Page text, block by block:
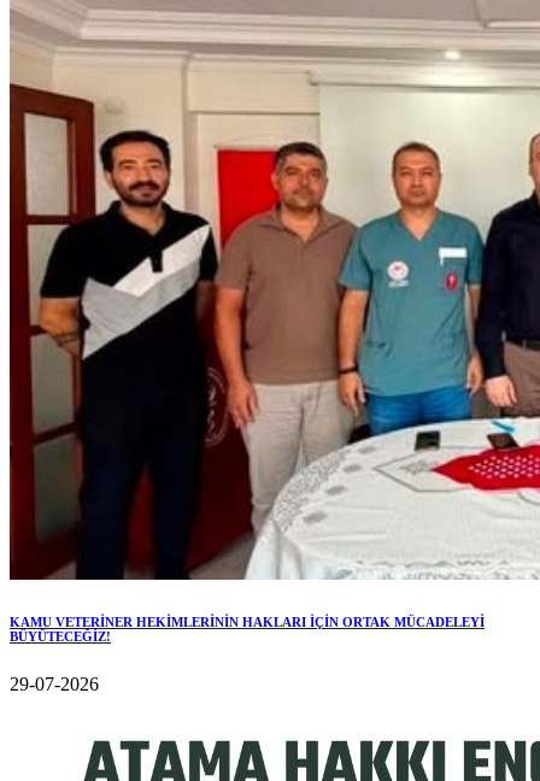
KAMU VETERİNER HEKİMLERİNİN HAKLARI İÇİN ORTAK MÜCADELEYİ
BÜYÜTECEĞİZ!
29-07-2026